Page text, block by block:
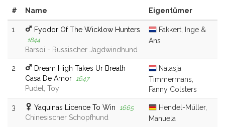
# Name Eigentümer
1 Fyodor Of The Wicklow Hunters
1844
Barsoi - Russischer Jagdwindhund
Fakkert, Inge &
Ans
2
Dream High Takes Ur Breath
Casa De Amor 1647
Pudel, Toy
Natasja
Timmermans,
Fanny Colsters
3 Yaquinas Licence To Win 1665
Chinesischer Schopfhund
Hendel-Müller,
Manuela